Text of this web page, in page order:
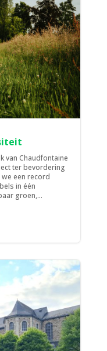
van Chaudfontaine
ter bevordering
een record
in één
groen,...